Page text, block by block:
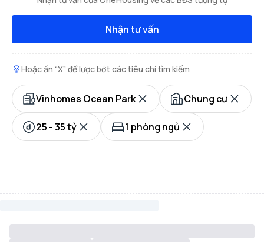
Nhận tư vấn
Hoặc ấn “X” để lược bớt các tiêu chí tìm kiếm
Vinhomes Ocean Park Chung cư
25 - 35 tỷ 1 phòng ngủ